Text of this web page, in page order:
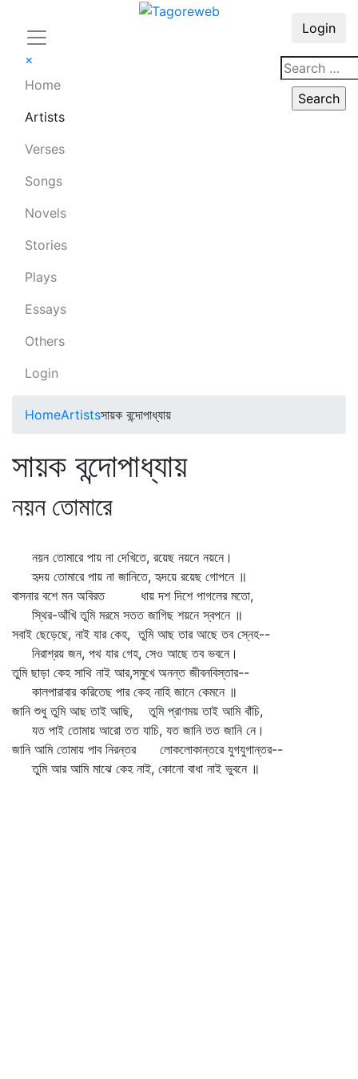
×
Home
Artists
Verses
Songs
Novels
Stories
Plays
Essays
Others
Login
Login
HomeArtistsসায়ক বন্দোপাধ্যায়
সায়ক বন্দোপাধ্যায়
নয়ন তোমারে
নয়ন তোমারে পায় না দেখিতে, রয়েছ নয়নে নয়নে।
হৃদয় তোমারে পায় না জানিতে, হৃদয়ে রয়েছ গোপনে ॥
বাসনার বশে মন অবিরত ধায় দশ দিশে পাগলের মতো,
স্থির-আঁখি তুমি মরমে সতত জাগিছ শয়নে স্বপনে ॥
সবাই ছেড়েছে, নাই যার কেহ, তুমি আছ তার আছে তব স্নেহ--
নিরাশ্রয় জন, পথ যার গেহ, সেও আছে তব ভবনে।
তুমি ছাড়া কেহ সাথি নাই আর,সমুখে অনন্ত জীবনবিস্তার--
কালপারাবার করিতেছ পার কেহ নাহি জানে কেমনে ॥
জানি শুধু তুমি আছ তাই আছি, তুমি প্রাণময় তাই আমি বাঁচি,
যত পাই তোমায় আরো তত যাচি, যত জানি তত জানি নে।
জানি আমি তোমায় পাব নিরন্তর লোকলোকান্তরে যুগযুগান্তর--
তুমি আর আমি মাঝে কেহ নাই, কোনো বাধা নাই ভুবনে ॥